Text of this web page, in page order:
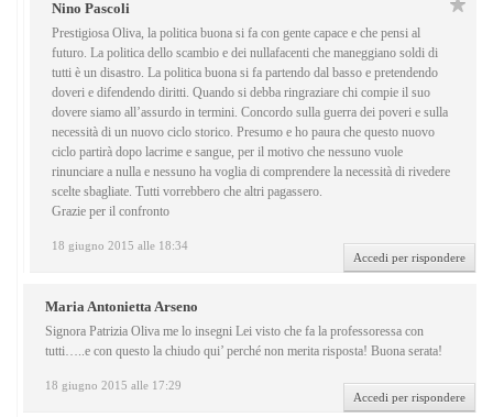
Nino Pascoli
18 giugno 2015 alle 18:34
Prestigiosa Oliva, la politica buona si fa con gente capace e che pensi al
futuro. La politica dello scambio e dei nullafacenti che maneggiano soldi di
tutti è un disastro. La politica buona si fa partendo dal basso e pretendendo
doveri e difendendo diritti. Quando si debba ringraziare chi compie il suo
dovere siamo all’assurdo in termini. Concordo sulla guerra dei poveri e sulla
necessità di un nuovo ciclo storico. Presumo e ho paura che questo nuovo
ciclo partirà dopo lacrime e sangue, per il motivo che nessuno vuole
rinunciare a nulla e nessuno ha voglia di comprendere la necessità di rivedere
scelte sbagliate. Tutti vorrebbero che altri pagassero.
Grazie per il confronto
Accedi per rispondere
Maria Antonietta Arseno
18 giugno 2015 alle 17:29
Signora Patrizia Oliva me lo insegni Lei visto che fa la professoressa con
tutti…..e con questo la chiudo qui’ perché non merita risposta! Buona serata!
Accedi per rispondere